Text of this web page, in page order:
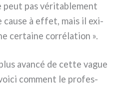
pas véri­ta­ble­ment
cau­se à effet, mais il exi­
cer­tai­ne cor­ré­la­tion ».
avan­cé de cet­te vague
com­ment le pro­fes­